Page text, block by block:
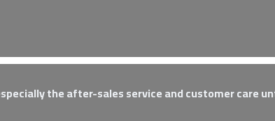
the after-sales service and customer care